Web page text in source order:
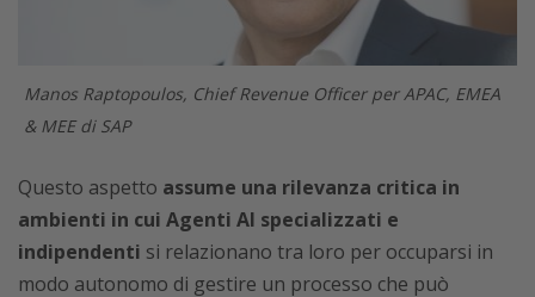
Manos Raptopoulos, Chief Revenue Officer per APAC, EMEA
& MEE di SAP
Questo aspetto assume una rilevanza critica in
ambienti in cui Agenti AI specializzati e
indipendenti si relazionano tra loro per occuparsi in
modo autonomo di gestire un processo che può